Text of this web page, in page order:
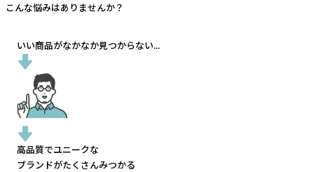
こんな悩みはありませんか？
いい商品がなかなか見つからない...
高品質でユニークな
ブランドがたくさんみつかる